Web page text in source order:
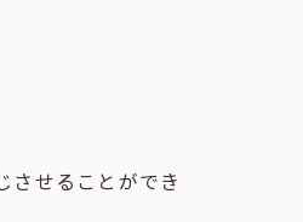
させることができ